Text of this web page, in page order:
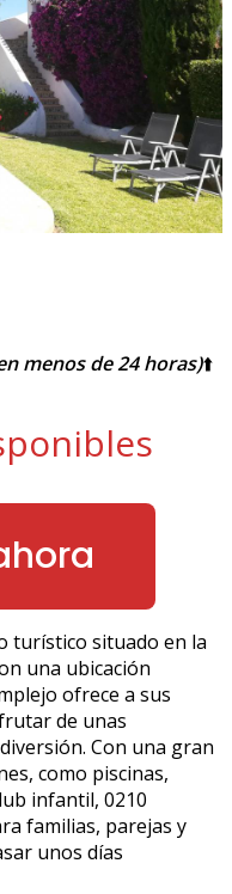
menos de 24 horas)⬆️
turístico situado en la
una ubicación
ofrece a sus
de unas
Con una gran
como piscinas,
infantil, 0210
familias, parejas y
unos días